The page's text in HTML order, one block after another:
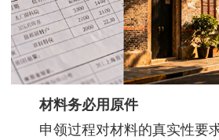
材料务必用原件
申领过程对材料的真实性要